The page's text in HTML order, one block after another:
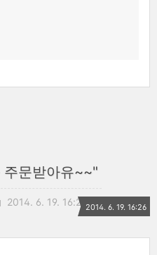
문받아유~~"
2014. 6. 19. 16:262014. 6. 19. 16:26